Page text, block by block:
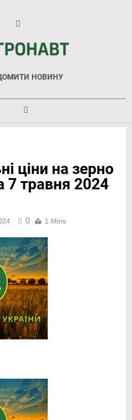
Агробізнесу
НОВИНУ
ціни на зерно
7 травня 2024
0 1 Mins
Link